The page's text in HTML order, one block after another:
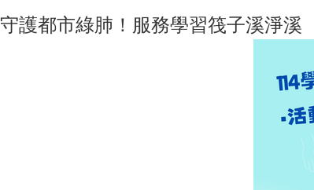
守護都市綠肺！服務學習筏子溪淨溪